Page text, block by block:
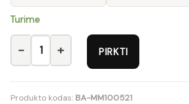
Turime
produkto kiekis: Naktinė spintelė
PIRKTI
Produkto kodas: BA-MM100521